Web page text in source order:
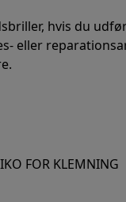
hvis du
eller
FOR KLEMNING